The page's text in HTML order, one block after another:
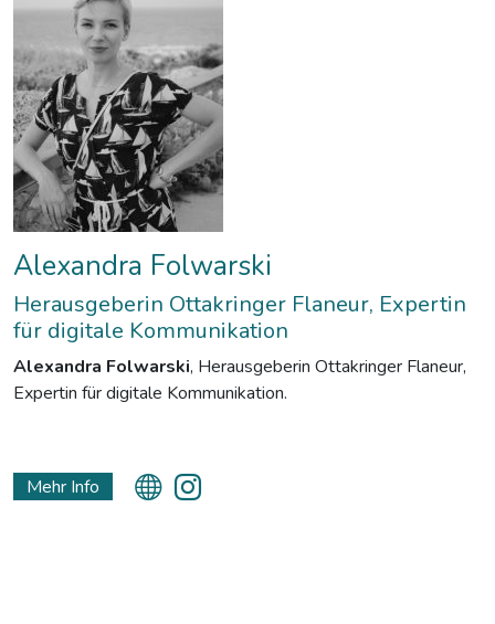
Alexandra Folwarski
Herausgeberin Ottakringer Flaneur, Expertin
für digitale Kommunikation
Alexandra Folwarski, Herausgeberin Ottakringer Flaneur,
Expertin für digitale Kommunikation.
Mehr Info